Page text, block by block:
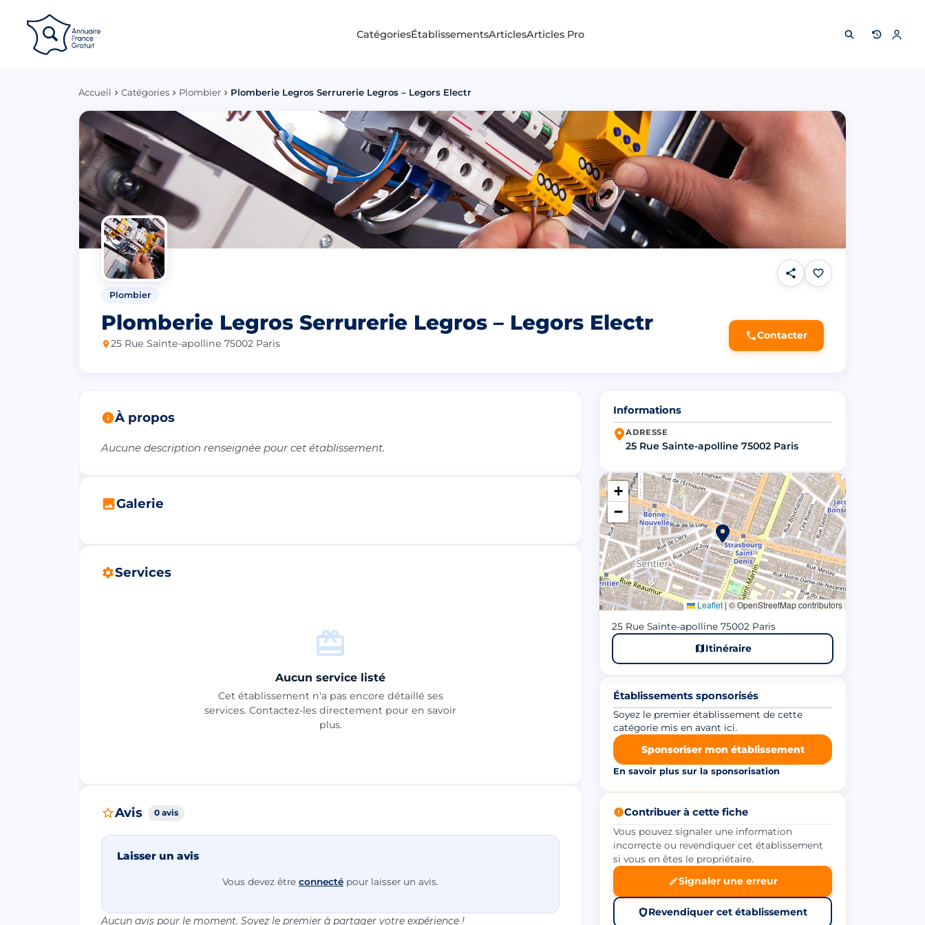
CatégoriesÉtablissementsArticlesArticles Pro
Accueil Catégories Plombier Plomberie Legros Serrurerie Legros – Legors Electr
Plombier
Plomberie Legros Serrurerie Legros – Legors Electr
25 Rue Sainte-apolline 75002 Paris
Contacter
À propos
Aucune description renseignée pour cet établissement.
Galerie
Services
Aucun service listé
Cet établissement n'a pas encore détaillé ses
services. Contactez-les directement pour en savoir
plus.
Avis 0 avis
Laisser un avis
Vous devez être connecté pour laisser un avis.
Aucun avis pour le moment. Soyez le premier à partager votre expérience !
Informations
ADRESSE
25 Rue Sainte-apolline 75002 Paris
+
−
Leaflet | © OpenStreetMap contributors
25 Rue Sainte-apolline 75002 Paris
Itinéraire
Établissements sponsorisés
Soyez le premier établissement de cette
catégorie mis en avant ici.
Sponsoriser mon établissement
En savoir plus sur la sponsorisation
Contribuer à cette fiche
Vous pouvez signaler une information
incorrecte ou revendiquer cet établissement
si vous en êtes le propriétaire.
Signaler une erreur
Revendiquer cet établissement